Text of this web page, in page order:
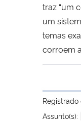
traz “um
um
temas
corroem
Registrado
Assunto(s):